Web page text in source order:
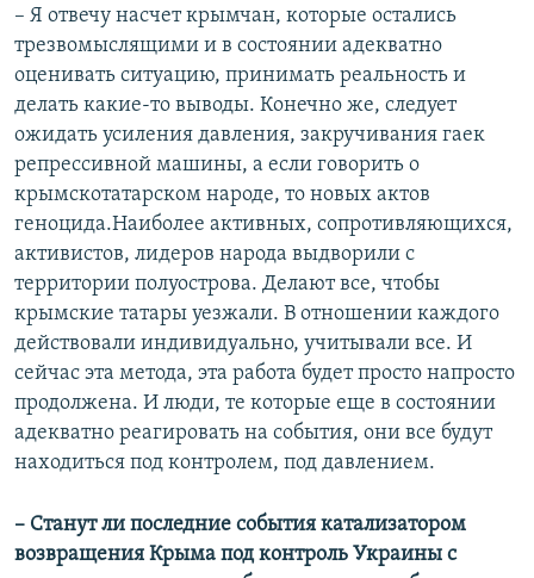
– Я отвечу насчет крымчан, которые остались
трезвомыслящими и в состоянии адекватно
оценивать ситуацию, принимать реальность и
делать какие-то выводы. Конечно же, следует
ожидать усиления давления, закручивания гаек
репрессивной машины, а если говорить о
крымскотатарском народе, то новых актов
геноцида.Наиболее активных, сопротивляющихся,
активистов, лидеров народа выдворили с
территории полуострова. Делают все, чтобы
крымские татары уезжали. В отношении каждого
действовали индивидуально, учитывали все. И
сейчас эта метода, эта работа будет просто напросто
продолжена. И люди, те которые еще в состоянии
адекватно реагировать на события, они все будут
находиться под контролем, под давлением.
– Станут ли последние события катализатором
возвращения Крыма под контроль Украины с